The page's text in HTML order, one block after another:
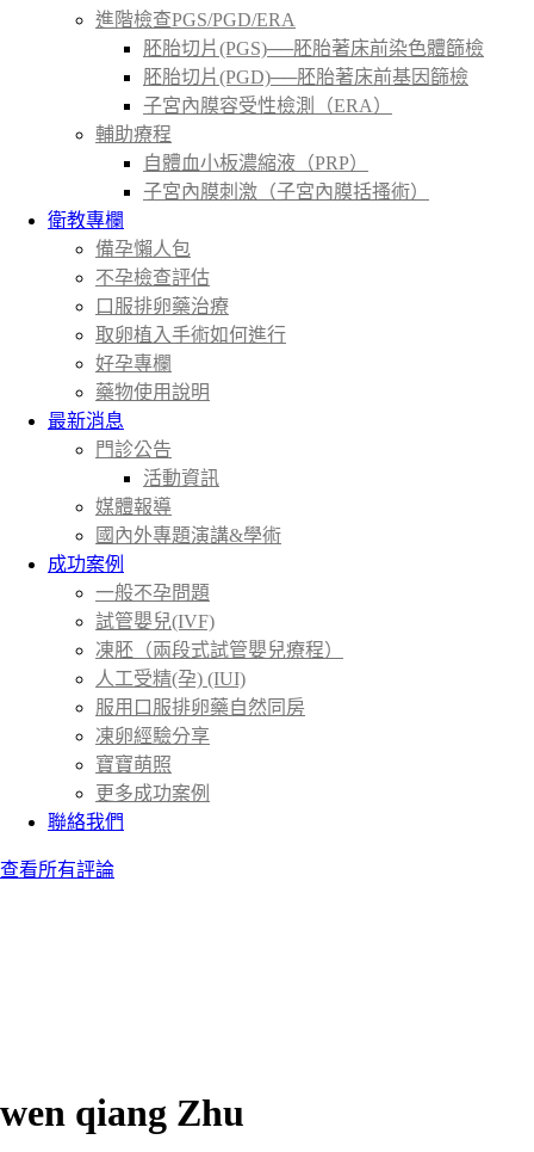
進階檢查PGS/PGD/ERA
胚胎切片(PGS)──胚胎著床前染色體篩檢
胚胎切片(PGD)──胚胎著床前基因篩檢
子宮內膜容受性檢測（ERA）
輔助療程
自體血小板濃縮液（PRP）
子宮內膜刺激（子宮內膜括搔術）
衛教專欄
備孕懶人包
不孕檢查評估
口服排卵藥治療
取卵植入手術如何進行
好孕專欄
藥物使用說明
最新消息
門診公告
活動資訊
媒體報導
國內外專題演講&學術
成功案例
一般不孕問題
試管嬰兒(IVF)
凍胚（兩段式試管嬰兒療程）
人工受精(孕) (IUI)
服用口服排卵藥自然同房
凍卵經驗分享
寶寶萌照
更多成功案例
聯絡我們
查看所有評論
wen qiang Zhu